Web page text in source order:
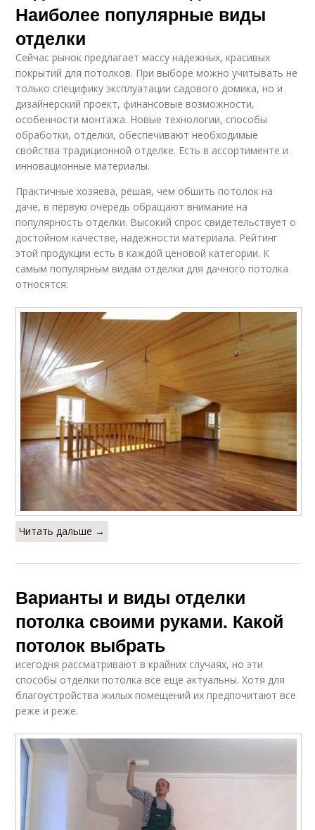
Наиболее популярные виды
отделки
Сейчас рынок предлагает массу надежных, красивых
покрытий для потолков. При выборе можно учитывать не
только специфику эксплуатации садового домика, но и
дизайнерский проект, финансовые возможности,
особенности монтажа. Новые технологии, способы
обработки, отделки, обеспечивают необходимые
свойства традиционной отделке. Есть в ассортименте и
инновационные материалы.
Практичные хозяева, решая, чем обшить потолок на
даче, в первую очередь обращают внимание на
популярность отделки. Высокий спрос свидетельствует о
достойном качестве, надежности материала. Рейтинг
этой продукции есть в каждой ценовой категории. К
самым популярным видам отделки для дачного потолка
относятся:
Читать дальше →
Варианты и виды отделки
потолка своими руками. Какой
потолок выбрать
исегодня рассматривают в крайних случаях, но эти
способы отделки потолка все еще актуальны. Хотя для
благоустройства жилых помещений их предпочитают все
реже и реже.